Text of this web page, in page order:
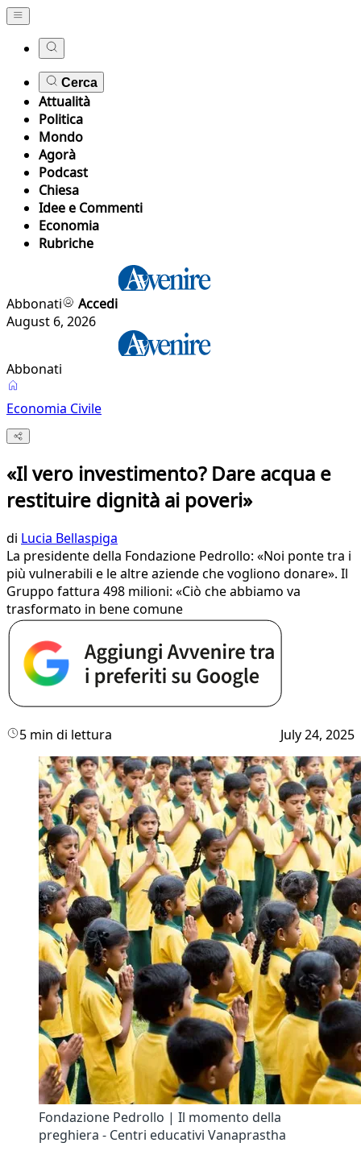
Cerca
Attualità
Politica
Mondo
Agorà
Podcast
Chiesa
Idee e Commenti
Economia
Rubriche
Abbonati
Accedi
August 6, 2026
Abbonati
Economia Civile
«Il vero investimento? Dare acqua e
restituire dignità ai poveri»
di Lucia Bellaspiga
La presidente della Fondazione Pedrollo: «Noi ponte tra i
più vulnerabili e le altre aziende che vogliono donare». Il
Gruppo fattura 498 milioni: «Ciò che abbiamo va
trasformato in bene comune
5 min di lettura July 24, 2025
Fondazione Pedrollo | Il momento della
preghiera - Centri educativi Vanaprastha